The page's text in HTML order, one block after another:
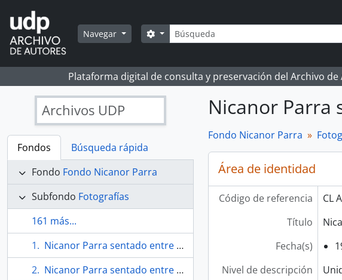
Skip to main content
Navegar Búsqueda
Search options
Plataforma digital de consulta y preservación del Archivo
Archivos UDP
Fondos
Búsqueda rápida
Fondo Fondo Nicanor Parra
Subfondo Fotografías
161 más...
Nicanor Parra sentado entre la multitud en un evento
Nicanor Parra sentado entre la multitud en un evento
Nicanor Parra
Fondo Nicanor Parra
Área de identidad
Código de referencia
CL
Título
Fecha(s)
Nivel de descripción